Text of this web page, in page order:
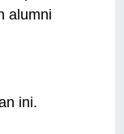
alumni
ini.